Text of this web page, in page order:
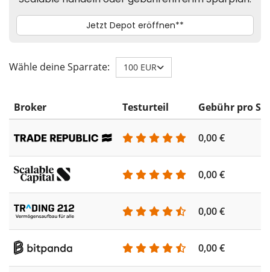
Wähle deine Sparrate: 100 EUR
Broker Testurteil Gebühr pro
0,00 €
0,00 €
0,00 €
0,00 €